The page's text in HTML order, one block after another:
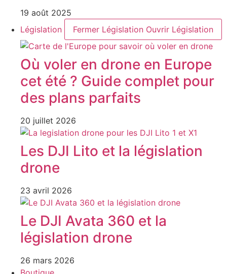
19 août 2025
Législation
Fermer Législation Ouvrir Législation
Où voler en drone en Europe
cet été ? Guide complet pour
des plans parfaits
20 juillet 2026
Les DJI Lito et la législation
drone
23 avril 2026
Le DJI Avata 360 et la
législation drone
26 mars 2026